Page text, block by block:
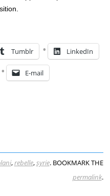
Tumblr LinkedIn
E-mail
,rebelle,syrie. BOOKMARK THE
permalink.